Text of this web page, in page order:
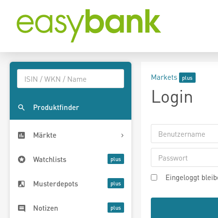
Produktfinder
Märkte
Watchlists
Musterdepots
Notizen
Markets
Login
Eingeloggt